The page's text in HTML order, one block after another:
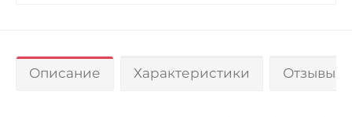
Описание Характеристики Отзывы 0